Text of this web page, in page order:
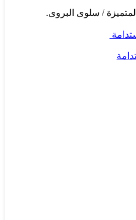
/ سلوى البروى.